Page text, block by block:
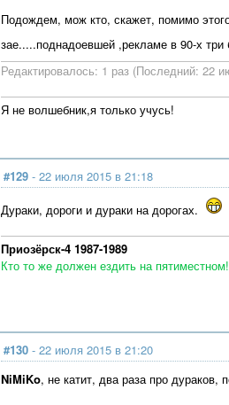
Подождем, мож кто, скажет, помимо
зае.....поднадоевшей ,рекламе в 90-х
Редактировалось: 1 раз (Последний: 22
Я не волшебник,я только учусь!
#129 - 22 июля 2015 в 21:18
Дураки, дороги и дураки на дорогах.
Приозёрск-4 1987-1989
Кто то же должен ездить на пятиместном!
#130 - 22 июля 2015 в 21:20
NiMiKo, не катит, два раза про дураков,